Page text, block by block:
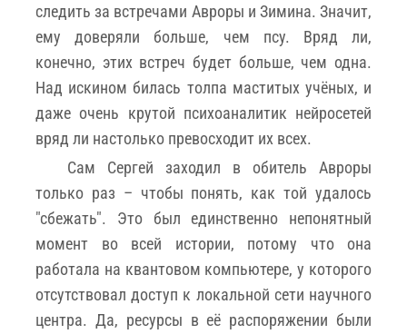
следить за встречами Авроры и Зимина. Значит,
ему доверяли больше, чем псу. Вряд ли,
конечно, этих встреч будет больше, чем одна.
Над искином билась толпа маститых учёных, и
даже очень крутой психоаналитик нейросетей
вряд ли настолько превосходит их всех.
Сам Сергей заходил в обитель Авроры
только раз – чтобы понять, как той удалось
"сбежать". Это был единственно непонятный
момент во всей истории, потому что она
работала на квантовом компьютере, у которого
отсутствовал доступ к локальной сети научного
центра. Да, ресурсы в её распоряжении были